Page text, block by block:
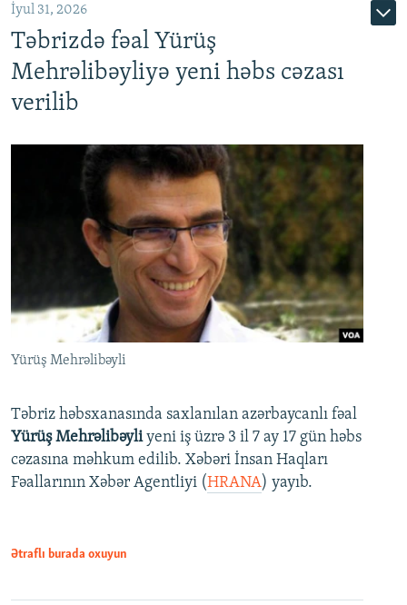
İyul 31, 2026
Təbrizdə fəal Yürüş
Mehrəlibəyliyə yeni həbs cəzası
verilib
Yürüş Mehrəlibəyli
Təbriz həbsxanasında saxlanılan azərbaycanlı fəal
Yürüş Mehrəlibəyliyeni iş üzrə 3 il 7 ay 17 gün həbs
cəzasına məhkum edilib. Xəbəri İnsan Haqları
Fəallarının Xəbər Agentliyi (HRANA) yayıb.
Ətraflı burada oxuyun